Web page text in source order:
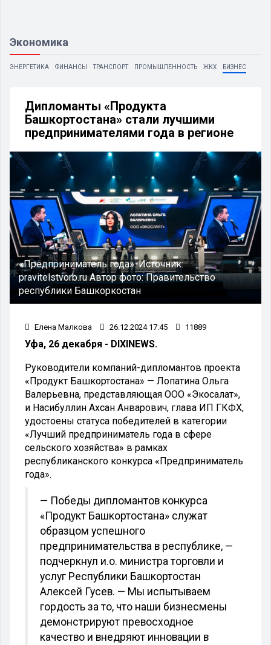
Экономика
ЭНЕРГЕТИКА ФИНАНСЫ ТРАНСПОРТ ПРОМЫШЛЕННОСТЬ ЖКХ БИЗНЕС
Дипломанты «Продукта
Башкортостана» стали лучшими
предпринимателями года в регионе
«Предприниматель года».Источник:
pravitelstvorb.ruАвтор фото:Правительство
республики Башкоркостан
Елена Малкова 26.12.2024 17:45 11889
Уфа, 26 декабря - DIXINEWS.
Руководители компаний-дипломантов проекта
«Продукт Башкортостана» — Лопатина Ольга
Валерьевна, представляющая ООО «Экосалат»,
и Насибуллин Ахсан Анварович, глава ИП ГКФХ,
удостоены статуса победителей в категории
«Лучший предприниматель года в сфере
сельского хозяйства» в рамках
республиканского конкурса «Предприниматель
года».
— Победы дипломантов конкурса
«Продукт Башкортостана» служат
образцом успешного
предпринимательства в республике, —
подчеркнул и.о. министра торговли и
услуг Республики Башкортостан
Алексей Гусев. — Мы испытываем
гордость за то, что наши бизнесмены
демонстрируют превосходное
качество и внедряют инновации в